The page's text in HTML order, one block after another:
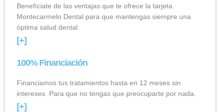
Benefíciate de las ventajas que te ofrece la tarjeta
Montecarmelo Dental para que mantengas siempre una
óptima salud dental.
[+]
100% Financiación
Financiamos tus tratamientos hasta en 12 meses sin
intereses. Para que no tengas que preocuparte por nada.
[+]